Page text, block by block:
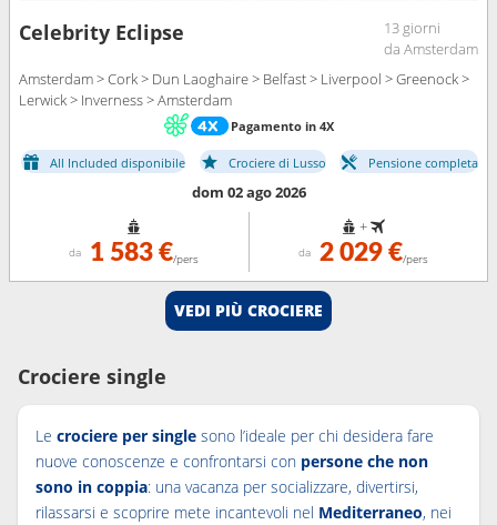
Celebrity Eclipse
13 giorni
da Amsterdam
Amsterdam > Cork > Dun Laoghaire > Belfast > Liverpool > Greenock >
Lerwick > Inverness > Amsterdam
Pagamento in 4X
All Included disponibile Crociere di Lusso Pensione completa
dom 02 ago 2026
da 1 583 €/pers
+
da 2 029 €/pers
VEDI PIÙ CROCIERE
Crociere single
Le crociere per single sono l’ideale per chi desidera fare
nuove conoscenze e confrontarsi con persone che non
sono in coppia: una vacanza per socializzare, divertirsi,
rilassarsi e scoprire mete incantevoli nel Mediterraneo, nei